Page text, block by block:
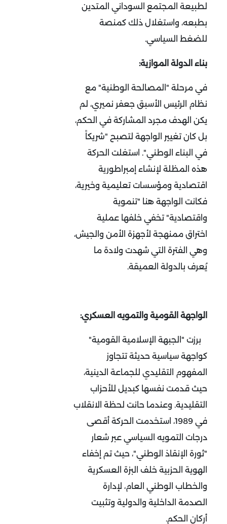
لطبيعة المجتمع السوداني المتدين
بطبعه، واستغلال ذلك كمنصة
للضغط السياسي.
بناء الدولة الموازية:
في مرحلة "المصالحة الوطنية" مع
نظام الرئيس الأسبق جعفر نميري، لم
يكن الهدف مجرد المشاركة في الحكم،
بل كان تغيير الواجهة لتصبح "شريكاً
في البناء الوطني". استغلت الحركة
هذه المظلة لإنشاء إمبراطورية
اقتصادية ومؤسسات تعليمية وخيرية،
فكانت الواجهة هنا "تنموية
واقتصادية" تخفي خلفها عملية
اختراق ممنهجة لأجهزة الأمن والجيش،
وهي الفترة التي شهدت ولادة ما
يُعرف بالدولة العميقة.
الواجهة القومية والتمويه العسكري:
برزت "الجبهة الإسلامية القومية"
كواجهة سياسية حديثة تتجاوز
المفهوم التقليدي للجماعة الدينية،
حيث قدمت نفسها كبديل للأحزاب
التقليدية. وعندما حانت لحظة الانقلاب
في 1989، استخدمت الحركة أقصى
درجات التمويه السياسي عبر شعار
"ثورة الإنقاذ الوطني"، حيث تم إخفاء
الهوية الحزبية خلف البزة العسكرية
والخطاب الوطني العام، لإدارة
الصدمة الداخلية والدولية وتثبيت
أركان الحكم.